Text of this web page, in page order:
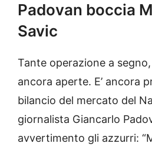
Padovan boccia
Savic
Tante operazione a
ancora aperte. E’ ancora
bilancio del mercato del
giornalista Giancarlo
avvertimento gli azzurri: